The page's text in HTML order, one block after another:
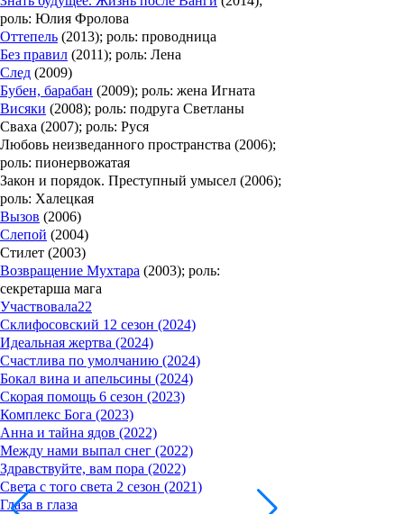
роль: Юлия Фролова
Оттепель (2013); роль: проводница
Без правил (2011); роль: Лена
След (2009)
Бубен, барабан (2009); роль: жена Игната
Висяки (2008); роль: подруга Светланы
Сваха (2007); роль: Руся
Любовь неизведанного пространства (2006);
роль: пионервожатая
Закон и порядок. Преступный умысел (2006);
роль: Халецкая
Вызов (2006)
Слепой (2004)
Стилет (2003)
Возвращение Мухтара (2003); роль:
секретарша мага
Участвовала22
Склифосовский 12 сезон (2024)
Идеальная жертва (2024)
Счастлива по умолчанию (2024)
Бокал вина и апельсины (2024)
Скорая помощь 6 сезон (2023)
Комплекс Бога (2023)
Анна и тайна ядов (2022)
Между нами выпал снег (2022)
Здравствуйте, вам пора (2022)
Света с того света 2 сезон (2021)
Глаза в глаза